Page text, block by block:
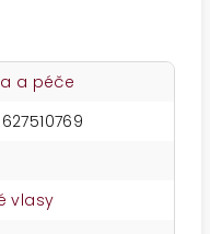
a péče
vlasy